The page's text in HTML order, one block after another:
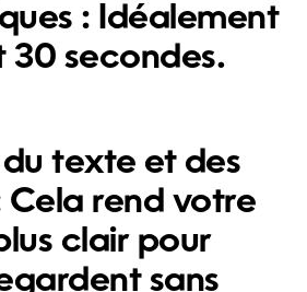
: Idéalement
30 secondes.
texte et des
Cela rend votre
clair pour
sans